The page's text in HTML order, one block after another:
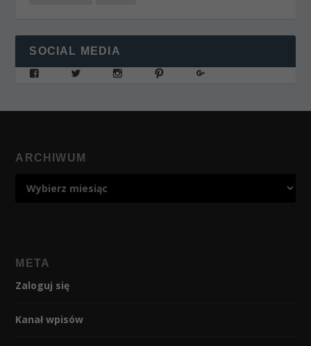
SOCIAL MEDIA
ARCHIWUM
META
Zaloguj się
Kanał wpisów